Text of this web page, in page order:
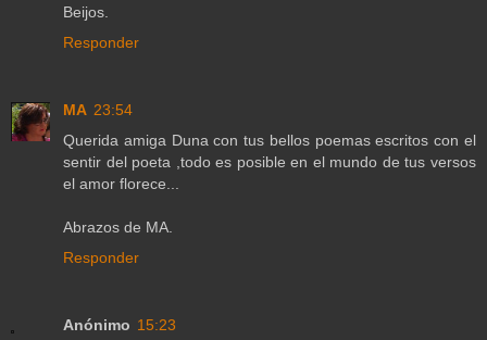
Beijos.
Responder
MA 23:54
Querida amiga Duna con tus bellos poemas escritos con el
sentir del poeta ,todo es posible en el mundo de tus versos
el amor florece...
Abrazos de MA.
Responder
Anónimo 15:23